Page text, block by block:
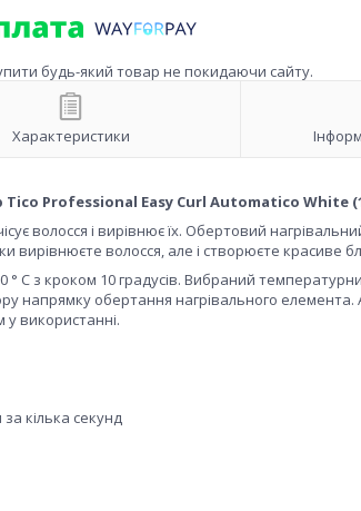
будь-який товар не покидаючи сайту.
Характеристики
Professional Easy Curl Automatico White
волосся і вирівнює їх. Обертовий
вирівнюєте волосся, але і створюєте красиве
° C з кроком 10 градусів. Вибраний
напрямку обертання нагрівального
використанні.
кілька секунд